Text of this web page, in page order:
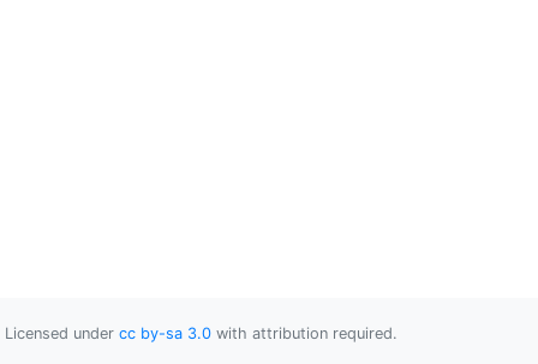
Licensed under cc by-sa 3.0 with attribution required.